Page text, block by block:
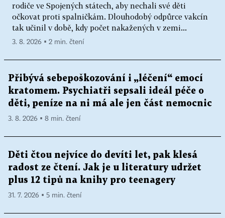
rodiče ve Spojených státech, aby nechali své děti
očkovat proti spalničkám. Dlouhodobý odpůrce vakcín
tak učinil v době, kdy počet nakažených v zemi...
3. 8. 2026 ▪ 2 min. čtení
Přibývá sebepoškozování i „léčení“ emocí
kratomem. Psychiatři sepsali ideál péče o
děti, peníze na ni má ale jen část nemocnic
3. 8. 2026 ▪ 8 min. čtení
Děti čtou nejvíce do devíti let, pak klesá
radost ze čtení. Jak je u literatury udržet
plus 12 tipů na knihy pro teenagery
31. 7. 2026 ▪ 5 min. čtení